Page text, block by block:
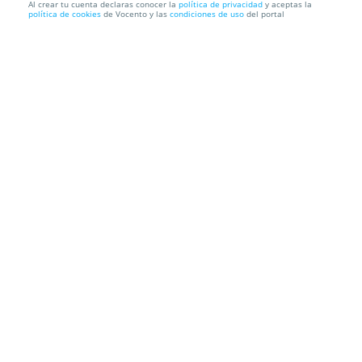
Real Murcia CF SAD vs Marbella FC + Tarjeta regalo
Al crear tu cuenta declaras conocer la política de privacidad y aceptas la
política de cookies de Vocento y las condiciones de uso del portal